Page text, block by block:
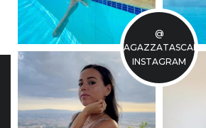
@
INSTAGRAM